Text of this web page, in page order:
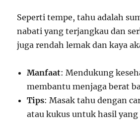
Seperti tempe, tahu adalah
nabati yang terjangkau dan
juga rendah lemak dan kaya
Manfaat: Mendukung
membantu menjaga berat
Tips: Masak tahu dengan
atau kukus untuk hasil